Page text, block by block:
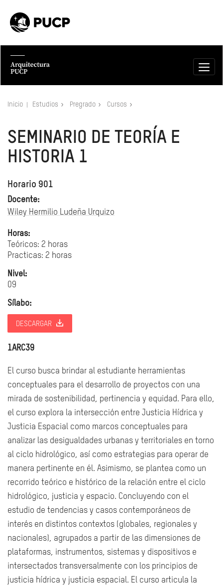
Inicio Estudios Pregrado Cursos
SEMINARIO DE TEORÍA E
HISTORIA 1
Horario 901
Docente:
Wiley Hermilio Ludeña Urquizo
Horas:
Teóricos: 2 horas
Practicas: 2 horas
Nivel:
09
Sílabo:
DESCARGAR
1ARC39
El curso busca brindar al estudiante herramientas
conceptuales para el desarrollo de proyectos con una
mirada de sostenibilidad, pertinencia y equidad. Para ello,
el curso explora la intersección entre Justicia Hídrica y
Justicia Espacial como marcos conceptuales para
analizar las desigualdades urbanas y territoriales en torno
al ciclo hidrológico, así como estrategias para operar de
manera pertinente en él. Asimismo, se plantea como un
recorrido teórico e histórico de la relación entre el ciclo
hidrológico, justicia y espacio. Concluyendo con el
estudio de tendencias y casos contemporáneos de
interés en distintos contextos (globales, regionales y
nacionales), agrupados a partir de las dimensiones de
plataformas, instrumentos, sistemas y dispositivos e
intersectados transversalmente con los principios de
justicia hídrica y justicia espacial. El curso articula la